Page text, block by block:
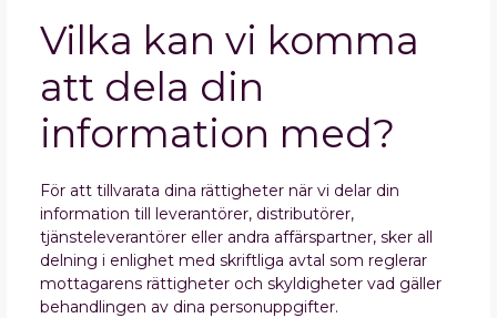
Vilka kan vi komma
att dela din
information med?
För att tillvarata dina rättigheter när vi delar din
information till leverantörer, distributörer,
tjänsteleverantörer eller andra affärspartner, sker all
delning i enlighet med skriftliga avtal som reglerar
mottagarens rättigheter och skyldigheter vad gäller
behandlingen av dina personuppgifter.